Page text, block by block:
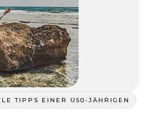
TIPPS EINER Ü50-JÄHRIGEN